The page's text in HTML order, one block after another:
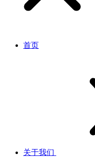
首页
关于我们